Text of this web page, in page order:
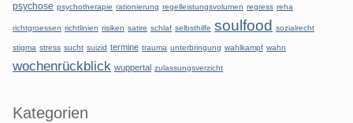
psychose psychotherapie rationierung regelleistungsvolumen regress reha
richtgroessen richtlinien risiken satire schlaf selbsthilfe soulfood sozialrecht
stigma stress sucht suizid termine trauma unterbringung wahlkampf wahn
wochenrückblick wuppertal zulassungsverzicht
Kategorien